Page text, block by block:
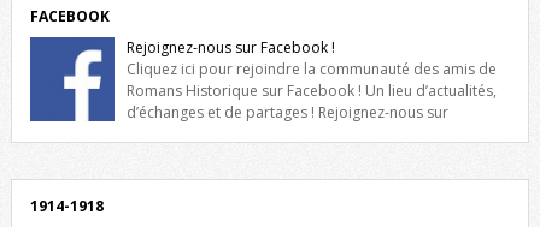
FACEBOOK
Rejoignez-nous sur Facebook !
Cliquez ici pour rejoindre la communauté des amis de
Romans Historique sur Facebook ! Un lieu d’actualités,
d’échanges et de partages ! Rejoignez-nous sur
1914-1918